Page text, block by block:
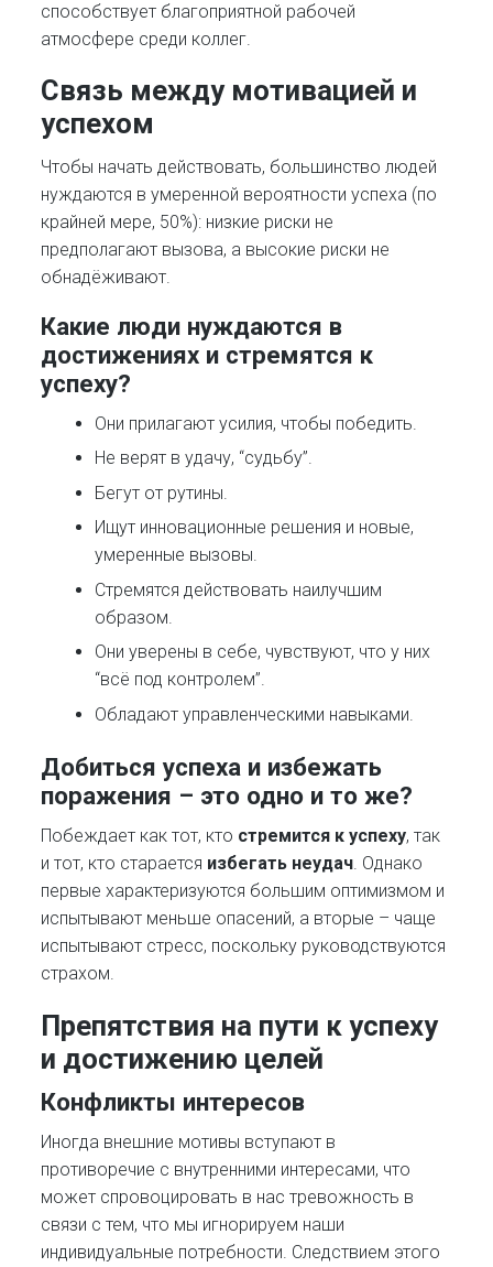
способствует благоприятной рабочей
атмосфере среди коллег.
Связь между мотивацией и
успехом
Чтобы начать действовать, большинство людей
нуждаются в умеренной вероятности успеха (по
крайней мере, 50%): низкие риски не
предполагают вызова, а высокие риски не
обнадёживают.
Какие люди нуждаются в
достижениях и стремятся к
успеху?
Они прилагают усилия, чтобы победить.
Не верят в удачу, “судьбу”.
Бегут от рутины.
Ищут инновационные решения и новые,
умеренные вызовы.
Стремятся действовать наилучшим
образом.
Они уверены в себе, чувствуют, что у них
“всё под контролем”.
Обладают управленческими навыками.
Добиться успеха и избежать
поражения – это одно и то же?
Побеждает как тот, кто стремится к успеху, так
и тот, кто старается избегать неудач. Однако
первые характеризуются большим оптимизмом и
испытывают меньше опасений, а вторые – чаще
испытывают стресс, поскольку руководствуются
страхом.
Препятствия на пути к успеху
и достижению целей
Конфликты интересов
Иногда внешние мотивы вступают в
противоречие с внутренними интересами, что
может спровоцировать в нас тревожность в
связи с тем, что мы игнорируем наши
индивидуальные потребности. Следствием этого